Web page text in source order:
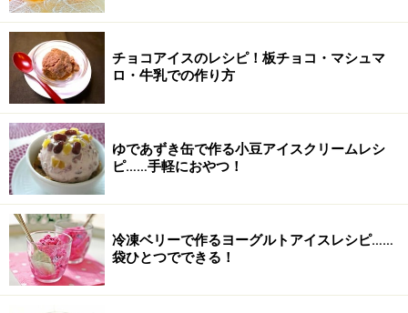
チョコアイスのレシピ！板チョコ・マシュマ
ロ・牛乳での作り方
ゆであずき缶で作る小豆アイスクリームレシ
ピ……手軽におやつ！
冷凍ベリーで作るヨーグルトアイスレシピ……
袋ひとつでできる！